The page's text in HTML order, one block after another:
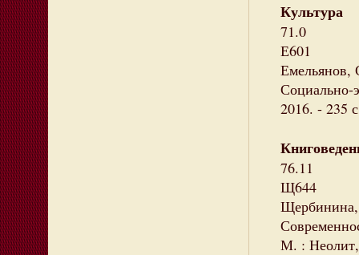
Культура
71.0
Е601
Емельянов,
Социально-
2016. - 235
76.11
Щ644
М. : Неолит,